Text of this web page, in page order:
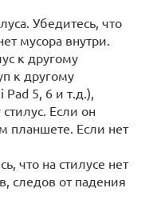
Убедитесь, что
мусора внутри.
к другому
к другому
5, 6 и т.д.),
Если он
планшете. Если нет
что на стилусе нет
следов от падения